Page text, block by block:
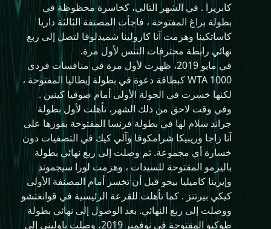
كابريرا . في الشهر التالي، كخاسرة محظوظة في
بطولة براغ المفتوحة ، فاجأت المصنفة الثالثة داريا
كاساتكينا وهزمت آنا كارولينا شميدلوفا لتصل إلى ربع
نهائي رابطة محترفات التنس لأول مرة.
في مايو 2019، ظهرت لأول مرة في منافسات فردي
WTA 1000 كبطاقة دعوة في بطولة إيطاليا المفتوحة ،
لكنها خسرت في الجولة الأولى أمام صوفيا كينين .
وفي وقت لاحق من ذلك الشهر، تأهلت لأول بطولة
جراند سلام لها في بطولة فرنسا المفتوحة بفوزها على
آنا زاجا وريبيكا شرامكوفا وآلي كيك في التصفيات دون
خسارة أي مجموعة. ثم وصلت إلى ربع نهائي بطولة
باليرمو المفتوحة للسيدات ، وهزمت لورا سيجموند
وإيرينا كاميليا بيجو قبل أن تخسر أمام المصنفة الأولى
كيكي بيرتنز . كما تأهلت للقرعة الرئيسية في قوانغتشو
ووصلت إلى ربع النهائي. بعد الوصول إلى نهائي بطولة
طوكيو المفتوحة في نوفمبر 2019، وصلت باوليني إلى